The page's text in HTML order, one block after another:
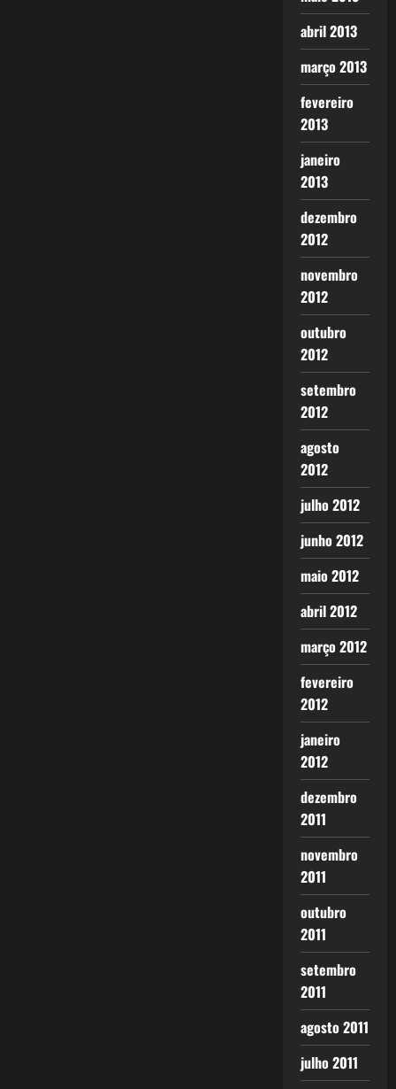
abril 2013
março 2013
fevereiro
2013
janeiro
2013
dezembro
2012
novembro
2012
outubro
2012
setembro
2012
agosto
2012
julho 2012
junho 2012
maio 2012
abril 2012
março 2012
fevereiro
2012
janeiro
2012
dezembro
2011
novembro
2011
outubro
2011
setembro
2011
agosto 2011
julho 2011